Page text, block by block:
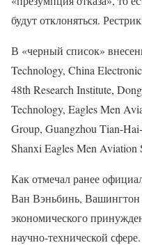
будут отклоняться.
В «черный список»
Technology, China
48th Research Institute,
Technology, Eagles Men
Group, Guangzhou Tian-
Shanxi Eagles Men Aviation
Как отмечал ранее
Ван Вэньбинь, Вашингтон
экономического
научно-технической